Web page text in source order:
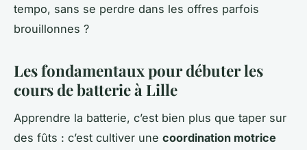
tempo, sans se perdre dans les offres parfois
brouillonnes ?
Les fondamentaux pour débuter les
cours de batterie à Lille
Apprendre la batterie, c’est bien plus que taper sur
des fûts : c’est cultiver une coordination motrice